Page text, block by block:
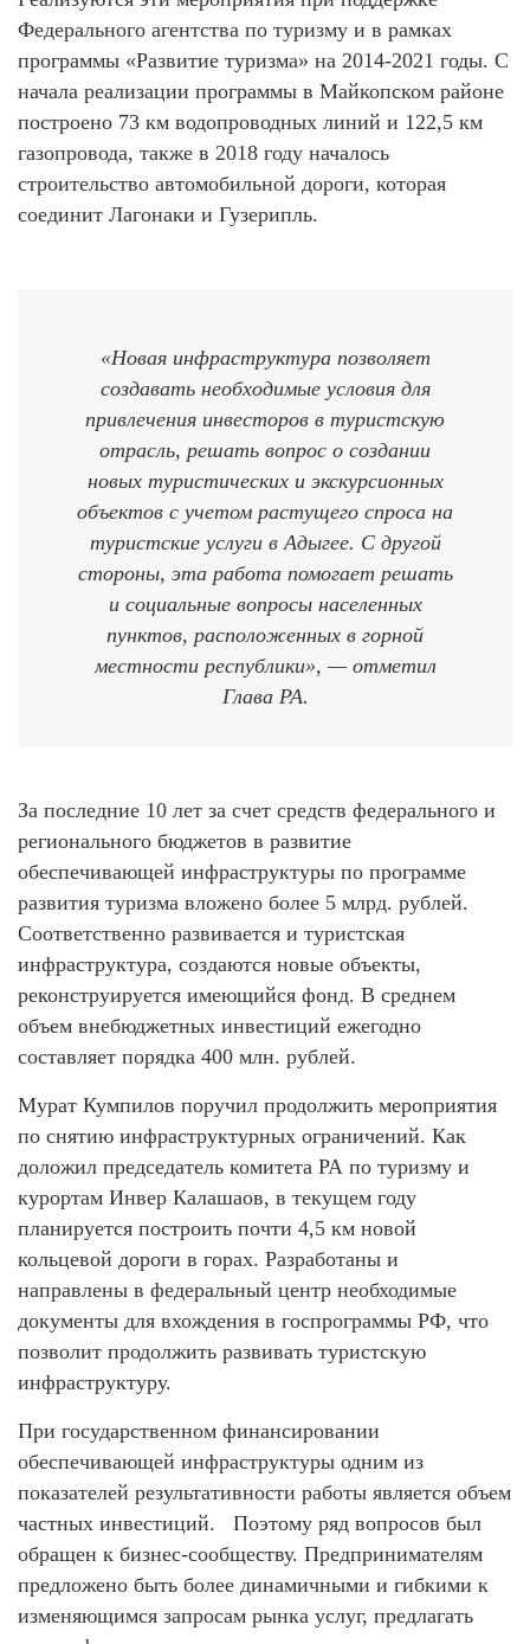
Федерального агентства по туризму и в рамках
программы «Развитие туризма» на 2014-2021 годы. С
начала реализации программы в Майкопском районе
построено 73 км водопроводных линий и 122,5 км
газопровода, также в 2018 году началось
строительство автомобильной дороги, которая
соединит Лагонаки и Гузерипль.
«Новая инфраструктура позволяет
создавать необходимые условия для
привлечения инвесторов в туристскую
отрасль, решать вопрос о создании
новых туристических и экскурсионных
объектов с учетом растущего спроса на
туристские услуги в Адыгее. С другой
стороны, эта работа помогает решать
и социальные вопросы населенных
пунктов, расположенных в горной
местности республики», — отметил
Глава РА.
За последние 10 лет за счет средств федерального и
регионального бюджетов в развитие
обеспечивающей инфраструктуры по программе
развития туризма вложено более 5 млрд. рублей.
Соответственно развивается и туристская
инфраструктура, создаются новые объекты,
реконструируется имеющийся фонд. В среднем
объем внебюджетных инвестиций ежегодно
составляет порядка 400 млн. рублей.
Мурат Кумпилов поручил продолжить мероприятия
по снятию инфраструктурных ограничений. Как
доложил председатель комитета РА по туризму и
курортам Инвер Калашаов, в текущем году
планируется построить почти 4,5 км новой
кольцевой дороги в горах. Разработаны и
направлены в федеральный центр необходимые
документы для вхождения в госпрограммы РФ, что
позволит продолжить развивать туристскую
инфраструктуру.
При государственном финансировании
обеспечивающей инфраструктуры одним из
показателей результативности работы является объем
частных инвестиций. Поэтому ряд вопросов был
обращен к бизнес-сообществу. Предпринимателям
предложено быть более динамичными и гибкими к
изменяющимся запросам рынка услуг, предлагать